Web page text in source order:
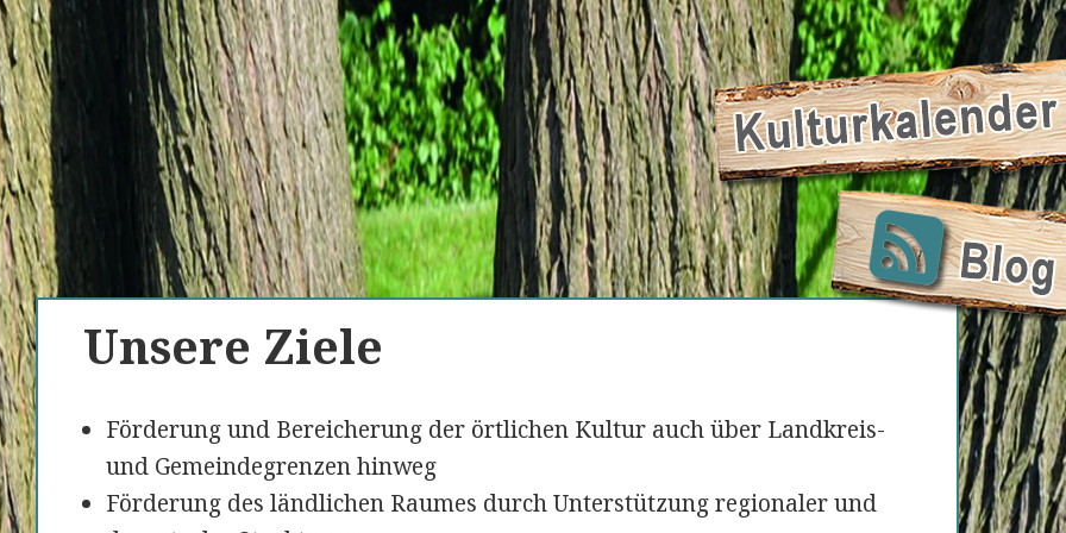
Unsere Ziele
Förderung und Bereicherung der örtlichen Kultur auch über Landkreis-
und Gemeindegrenzen hinweg
Förderung des ländlichen Raumes durch Unterstützung regionaler und